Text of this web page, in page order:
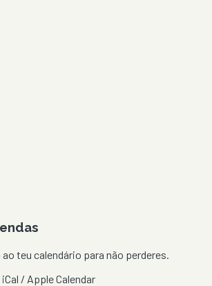
teu calendário para não perderes.
iCal / Apple Calendar